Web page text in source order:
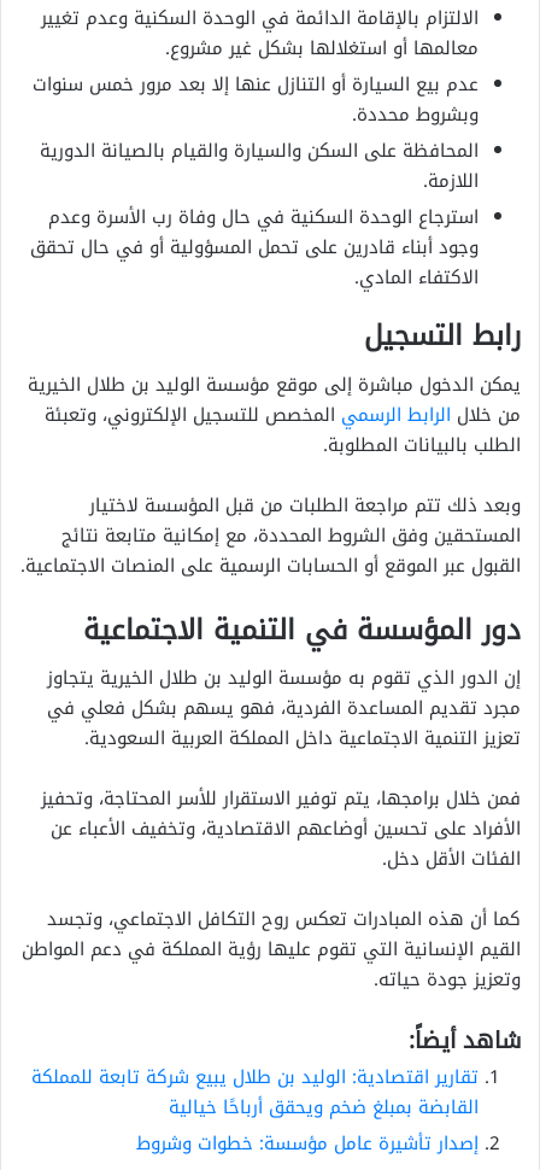
الالتزام بالإقامة الدائمة في الوحدة السكنية وعدم تغيير
معالمها أو استغلالها بشكل غير مشروع.
عدم بيع السيارة أو التنازل عنها إلا بعد مرور خمس سنوات
وبشروط محددة.
المحافظة على السكن والسيارة والقيام بالصيانة الدورية
اللازمة.
استرجاع الوحدة السكنية في حال وفاة رب الأسرة وعدم
وجود أبناء قادرين على تحمل المسؤولية أو في حال تحقق
الاكتفاء المادي.
رابط التسجيل
يمكن الدخول مباشرة إلى موقع مؤسسة الوليد بن طلال الخيرية
من خلال الرابط الرسمي المخصص للتسجيل الإلكتروني، وتعبئة
الطلب بالبيانات المطلوبة.
وبعد ذلك تتم مراجعة الطلبات من قبل المؤسسة لاختيار
المستحقين وفق الشروط المحددة، مع إمكانية متابعة نتائج
القبول عبر الموقع أو الحسابات الرسمية على المنصات الاجتماعية.
دور المؤسسة في التنمية الاجتماعية
إن الدور الذي تقوم به مؤسسة الوليد بن طلال الخيرية يتجاوز
مجرد تقديم المساعدة الفردية، فهو يسهم بشكل فعلي في
تعزيز التنمية الاجتماعية داخل المملكة العربية السعودية.
فمن خلال برامجها، يتم توفير الاستقرار للأسر المحتاجة، وتحفيز
الأفراد على تحسين أوضاعهم الاقتصادية، وتخفيف الأعباء عن
الفئات الأقل دخل.
كما أن هذه المبادرات تعكس روح التكافل الاجتماعي، وتجسد
القيم الإنسانية التي تقوم عليها رؤية المملكة في دعم المواطن
وتعزيز جودة حياته.
شاهد أيضاً:
تقارير اقتصادية: الوليد بن طلال يبيع شركة تابعة للمملكة
القابضة بمبلغ ضخم ويحقق أرباحًا خيالية
إصدار تأشيرة عامل مؤسسة: خطوات وشروط